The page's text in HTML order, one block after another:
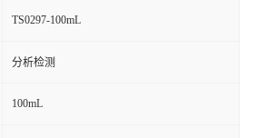
TS0297-100mL
分析检测
100mL